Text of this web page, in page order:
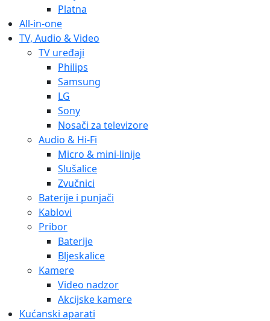
Platna
All-in-one
TV, Audio & Video
TV uređaji
Philips
Samsung
LG
Sony
Nosači za televizore
Audio & Hi-Fi
Micro & mini-linije
Slušalice
Zvučnici
Baterije i punjači
Kablovi
Pribor
Baterije
Bljeskalice
Kamere
Video nadzor
Akcijske kamere
Kućanski aparati